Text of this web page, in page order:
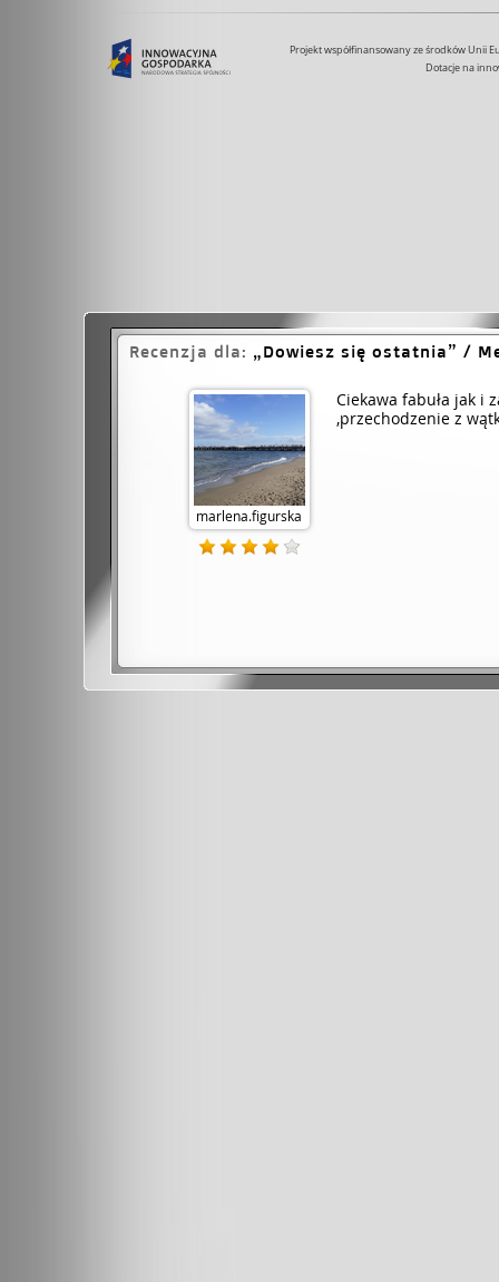
Projekt współfinansowany ze środków Unii
Dotacje na
Recenzja dla: Dowiesz się ostatnia /
marlena.figurska
Ciekawa fabuła jak i
,przechodzenie z